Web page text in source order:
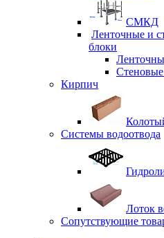
СМКД
Ленточные и
блоки
Кирпич
Системы водоотвода
Лоток
Сопутствующие